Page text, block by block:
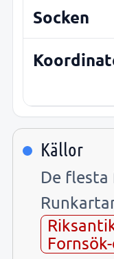
Socken
Källor
De